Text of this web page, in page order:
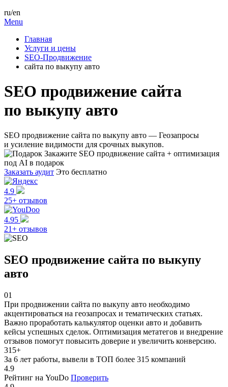
ru/en
Menu
Главная
Услуги и цены
SEO-Продвижение
сайта по выкупу авто
SEO продвижение сайта
по выкупу авто
SEO продвижение сайта по выкупу авто — Геозапросы
и усиление видимости для срочных выкупов.
Закажите SEO продвижение сайта + оптимизация
под AI в подарок
Заказать аудит Это бесплатно
4.9
25+ отзывов
4.95
21+ отзывов
SEO продвижение сайта по выкупу
авто
01
При продвижении сайта по выкупу авто необходимо
акцентироваться на геозапросах и тематических статьях.
Важно проработать калькулятор оценки авто и добавить
кейсы успешных сделок. Оптимизация метатегов и внедрение
отзывов помогут повысить доверие и увеличить конверсию.
315+
За 6 лет работы, вывели в ТОП более 315 компаний
4.9
Рейтинг на YouDo Проверить